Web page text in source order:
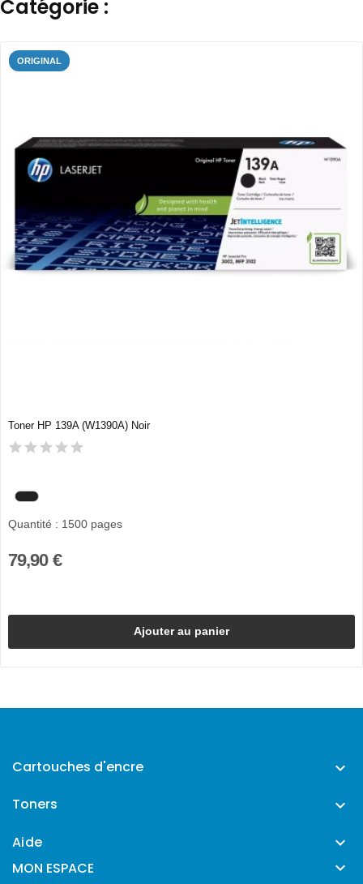
Catégorie :
ORIGINAL
Toner HP 139A (W1390A) Noir
Quantité : 1500 pages
79,90 €
Ajouter au panier
Cartouches d'encre 
Toners 
Aide 
MON ESPACE 